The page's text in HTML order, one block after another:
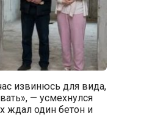
извинюсь для вида,
— усмехнулся
ждал один бетон и